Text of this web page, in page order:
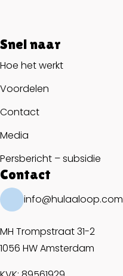
Snel naar
Hoe het werkt
Voordelen
Contact
Media
Persbericht – subsidie
Contact
info@hulaaloop.com
MH Trompstraat 31-2
1056 HW Amsterdam